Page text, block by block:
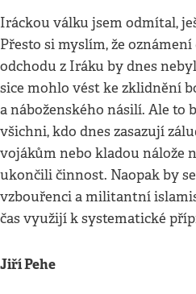
Iráckou válku jsem odmítal,
Přesto si myslím, že
odchodu z Iráku by dnes
sice mohlo vést ke zklidnění
a náboženského násilí. Ale to
všichni, kdo dnes zasazují
vojákům nebo kladou nálože
ukončili činnost. Naopak by
vzbouřenci a militantní
čas využijí k systematické
Jiří Pehe